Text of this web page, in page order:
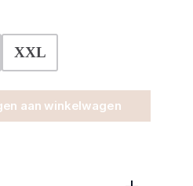
XXL
aan winkelwagen